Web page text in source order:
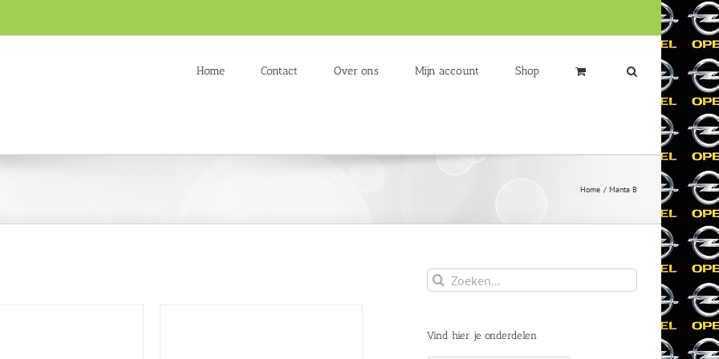
Home Contact Over ons Mijn account Shop
Home Manta B
Zoeken
naar:
Vind hier je onderdelen